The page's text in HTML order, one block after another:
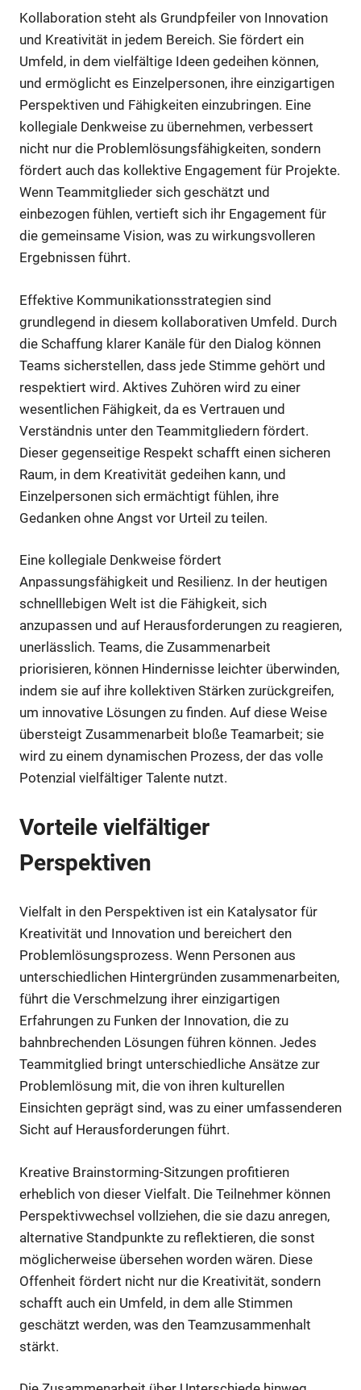
Kollaboration steht als Grundpfeiler von Innovation
und Kreativität in jedem Bereich. Sie fördert ein
Umfeld, in dem vielfältige Ideen gedeihen können,
und ermöglicht es Einzelpersonen, ihre einzigartigen
Perspektiven und Fähigkeiten einzubringen. Eine
kollegiale Denkweise zu übernehmen, verbessert
nicht nur die Problemlösungsfähigkeiten, sondern
fördert auch das kollektive Engagement für Projekte.
Wenn Teammitglieder sich geschätzt und
einbezogen fühlen, vertieft sich ihr Engagement für
die gemeinsame Vision, was zu wirkungsvolleren
Ergebnissen führt.
Effektive Kommunikationsstrategien sind
grundlegend in diesem kollaborativen Umfeld. Durch
die Schaffung klarer Kanäle für den Dialog können
Teams sicherstellen, dass jede Stimme gehört und
respektiert wird. Aktives Zuhören wird zu einer
wesentlichen Fähigkeit, da es Vertrauen und
Verständnis unter den Teammitgliedern fördert.
Dieser gegenseitige Respekt schafft einen sicheren
Raum, in dem Kreativität gedeihen kann, und
Einzelpersonen sich ermächtigt fühlen, ihre
Gedanken ohne Angst vor Urteil zu teilen.
Eine kollegiale Denkweise fördert
Anpassungsfähigkeit und Resilienz. In der heutigen
schnelllebigen Welt ist die Fähigkeit, sich
anzupassen und auf Herausforderungen zu reagieren,
unerlässlich. Teams, die Zusammenarbeit
priorisieren, können Hindernisse leichter überwinden,
indem sie auf ihre kollektiven Stärken zurückgreifen,
um innovative Lösungen zu finden. Auf diese Weise
übersteigt Zusammenarbeit bloße Teamarbeit; sie
wird zu einem dynamischen Prozess, der das volle
Potenzial vielfältiger Talente nutzt.
Vorteile vielfältiger
Perspektiven
Vielfalt in den Perspektiven ist ein Katalysator für
Kreativität und Innovation und bereichert den
Problemlösungsprozess. Wenn Personen aus
unterschiedlichen Hintergründen zusammenarbeiten,
führt die Verschmelzung ihrer einzigartigen
Erfahrungen zu Funken der Innovation, die zu
bahnbrechenden Lösungen führen können. Jedes
Teammitglied bringt unterschiedliche Ansätze zur
Problemlösung mit, die von ihren kulturellen
Einsichten geprägt sind, was zu einer umfassenderen
Sicht auf Herausforderungen führt.
Kreative Brainstorming-Sitzungen profitieren
erheblich von dieser Vielfalt. Die Teilnehmer können
Perspektivwechsel vollziehen, die sie dazu anregen,
alternative Standpunkte zu reflektieren, die sonst
möglicherweise übersehen worden wären. Diese
Offenheit fördert nicht nur die Kreativität, sondern
schafft auch ein Umfeld, in dem alle Stimmen
geschätzt werden, was den Teamzusammenhalt
stärkt.